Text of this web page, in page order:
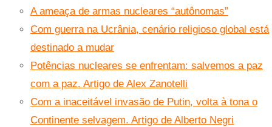
A ameaça de armas nucleares “autônomas”
Com guerra na Ucrânia, cenário religioso global está
destinado a mudar
Potências nucleares se enfrentam: salvemos a paz
com a paz. Artigo de Alex Zanotelli
Com a inaceitável invasão de Putin, volta à tona o
Continente selvagem. Artigo de Alberto Negri